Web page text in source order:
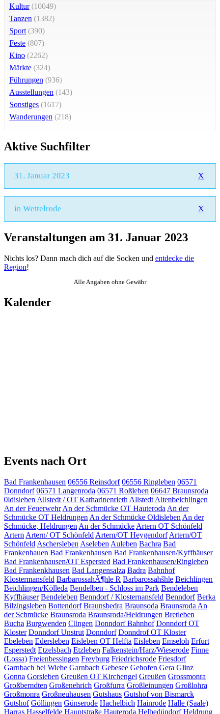
Kultur(10049)
Tanzen (1382)
Sport (390)
Feste (807)
Kino (2262)
Märkte (324)
Führungen (936)
Ausstellungen (143)
Sonstiges (1617)
Wanderungen (218)
Aktive Suchfilter
31. Januar 2023 X
in Wettelrode X
Veranstaltungen am 31. Januar 2023
Nichts los? Dann mach dich auf die Socken und entdecke die
Region!
Alle Angaben ohne Gewähr
Kalender
Events nach Ort
Bad Frankenhausen 06556 Reinsdorf 06556 Ringleben 06571
Donndorf 06571 Langenroda 06571 Roßleben 06647 Braunsroda
0ldisleben Allstedt / OT Katharinenrieth Allstedt Altenbeichlingen
An der Feuerwehr An der Schmücke OT Hauteroda An der
Schmücke OT Heldrungen An der Schmücke Oldisleben An der
Schmücke, Heldrungen An der Schmücke Artern OT Schönfeld
Artern Artern/ OT Schönfeld Artern/OT Heygendorf Artern/OT
Schönfeld Aschersleben Aseleben Auleben Bachra Bad
Frankenhauen Bad Frankenhausen Bad Frankenhausen/Kyffhäuser
Bad Frankenhausen/OT Espersted Bad Frankenhausen/Ringleben
Bad Frankenkhausen Bad Langensalza Badra Bahnhof
Klostermansfeld BarbarossahÃ¶hle R Barbarossahšhle Beichlingen
Beichlingen/Kölleda Bendelben - Schloss im Park Bendeleben
Kyffhäuser Bendeleben Benndorf / Klosternansfeld Benndorf Berka
Bilzingsleben Bottendorf Braunsbedra Braunsoda Braunsroda An
der Schmücke Braunsroda Braunsroda/Heldrungen Bretleben
Bucha Burgwenden Clingen Donndorf Bahnhof Donndorf OT
Kloster Donndorf Unstrut Donndorf Donndrof OT Kloster
Ebeleben Edersleben Eisleben OT Helfta Eisleben Emseloh Erfurt
Esperstedt Etzelsbach Etzleben Falkenstein/Harz/Wieserode Finne
(Lossa) Freienbessingen Freyburg Friedrichsrode Friesdorf
Garnbach bei Wiehe Garnbach Gebesee Gehofen Gera Glinz
Gonna Gorsleben Greußen OT Kirchengel Greußen Grossmonra
Großberndten Großenehrich Großfurra Großleinungen Großlohra
Großmonra Großneuhausen Gutshaus Gutshof von Bismarck
Gutshof Göllingen Günserode Hachelbich Hainrode Halle (Saale)
Harras Hasselfelde Hauptstraße Hauteroda Helbedündorf Heldrung